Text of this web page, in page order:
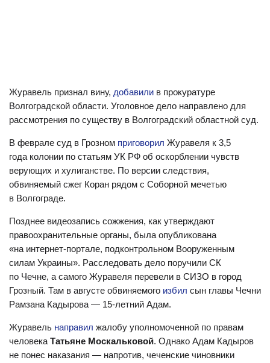
Журавель признал вину, добавили в прокуратуре
Волгоградской области. Уголовное дело направлено для
рассмотрения по существу в Волгоградский областной суд.
В феврале суд в Грозном приговорил Журавеля к 3,5
года колонии по статьям УК РФ об оскорблении чувств
верующих и хулиганстве. По версии следствия,
обвиняемый сжег Коран рядом с Соборной мечетью
в Волгограде.
Позднее видеозапись сожжения, как утверждают
правоохранительные органы, была опубликована
«на интернет-портале, подконтрольном Вооруженным
силам Украины». Расследовать дело поручили СК
по Чечне, а самого Журавеля перевели в СИЗО в город
Грозный. Там в августе обвиняемого избил сын главы Чечни
Рамзана Кадырова — 15-летний Адам.
Журавель направил жалобу уполномоченной по правам
человека Татьяне Москальковой. Однако Адам Кадыров
не понес наказания — напротив, чеченские чиновники